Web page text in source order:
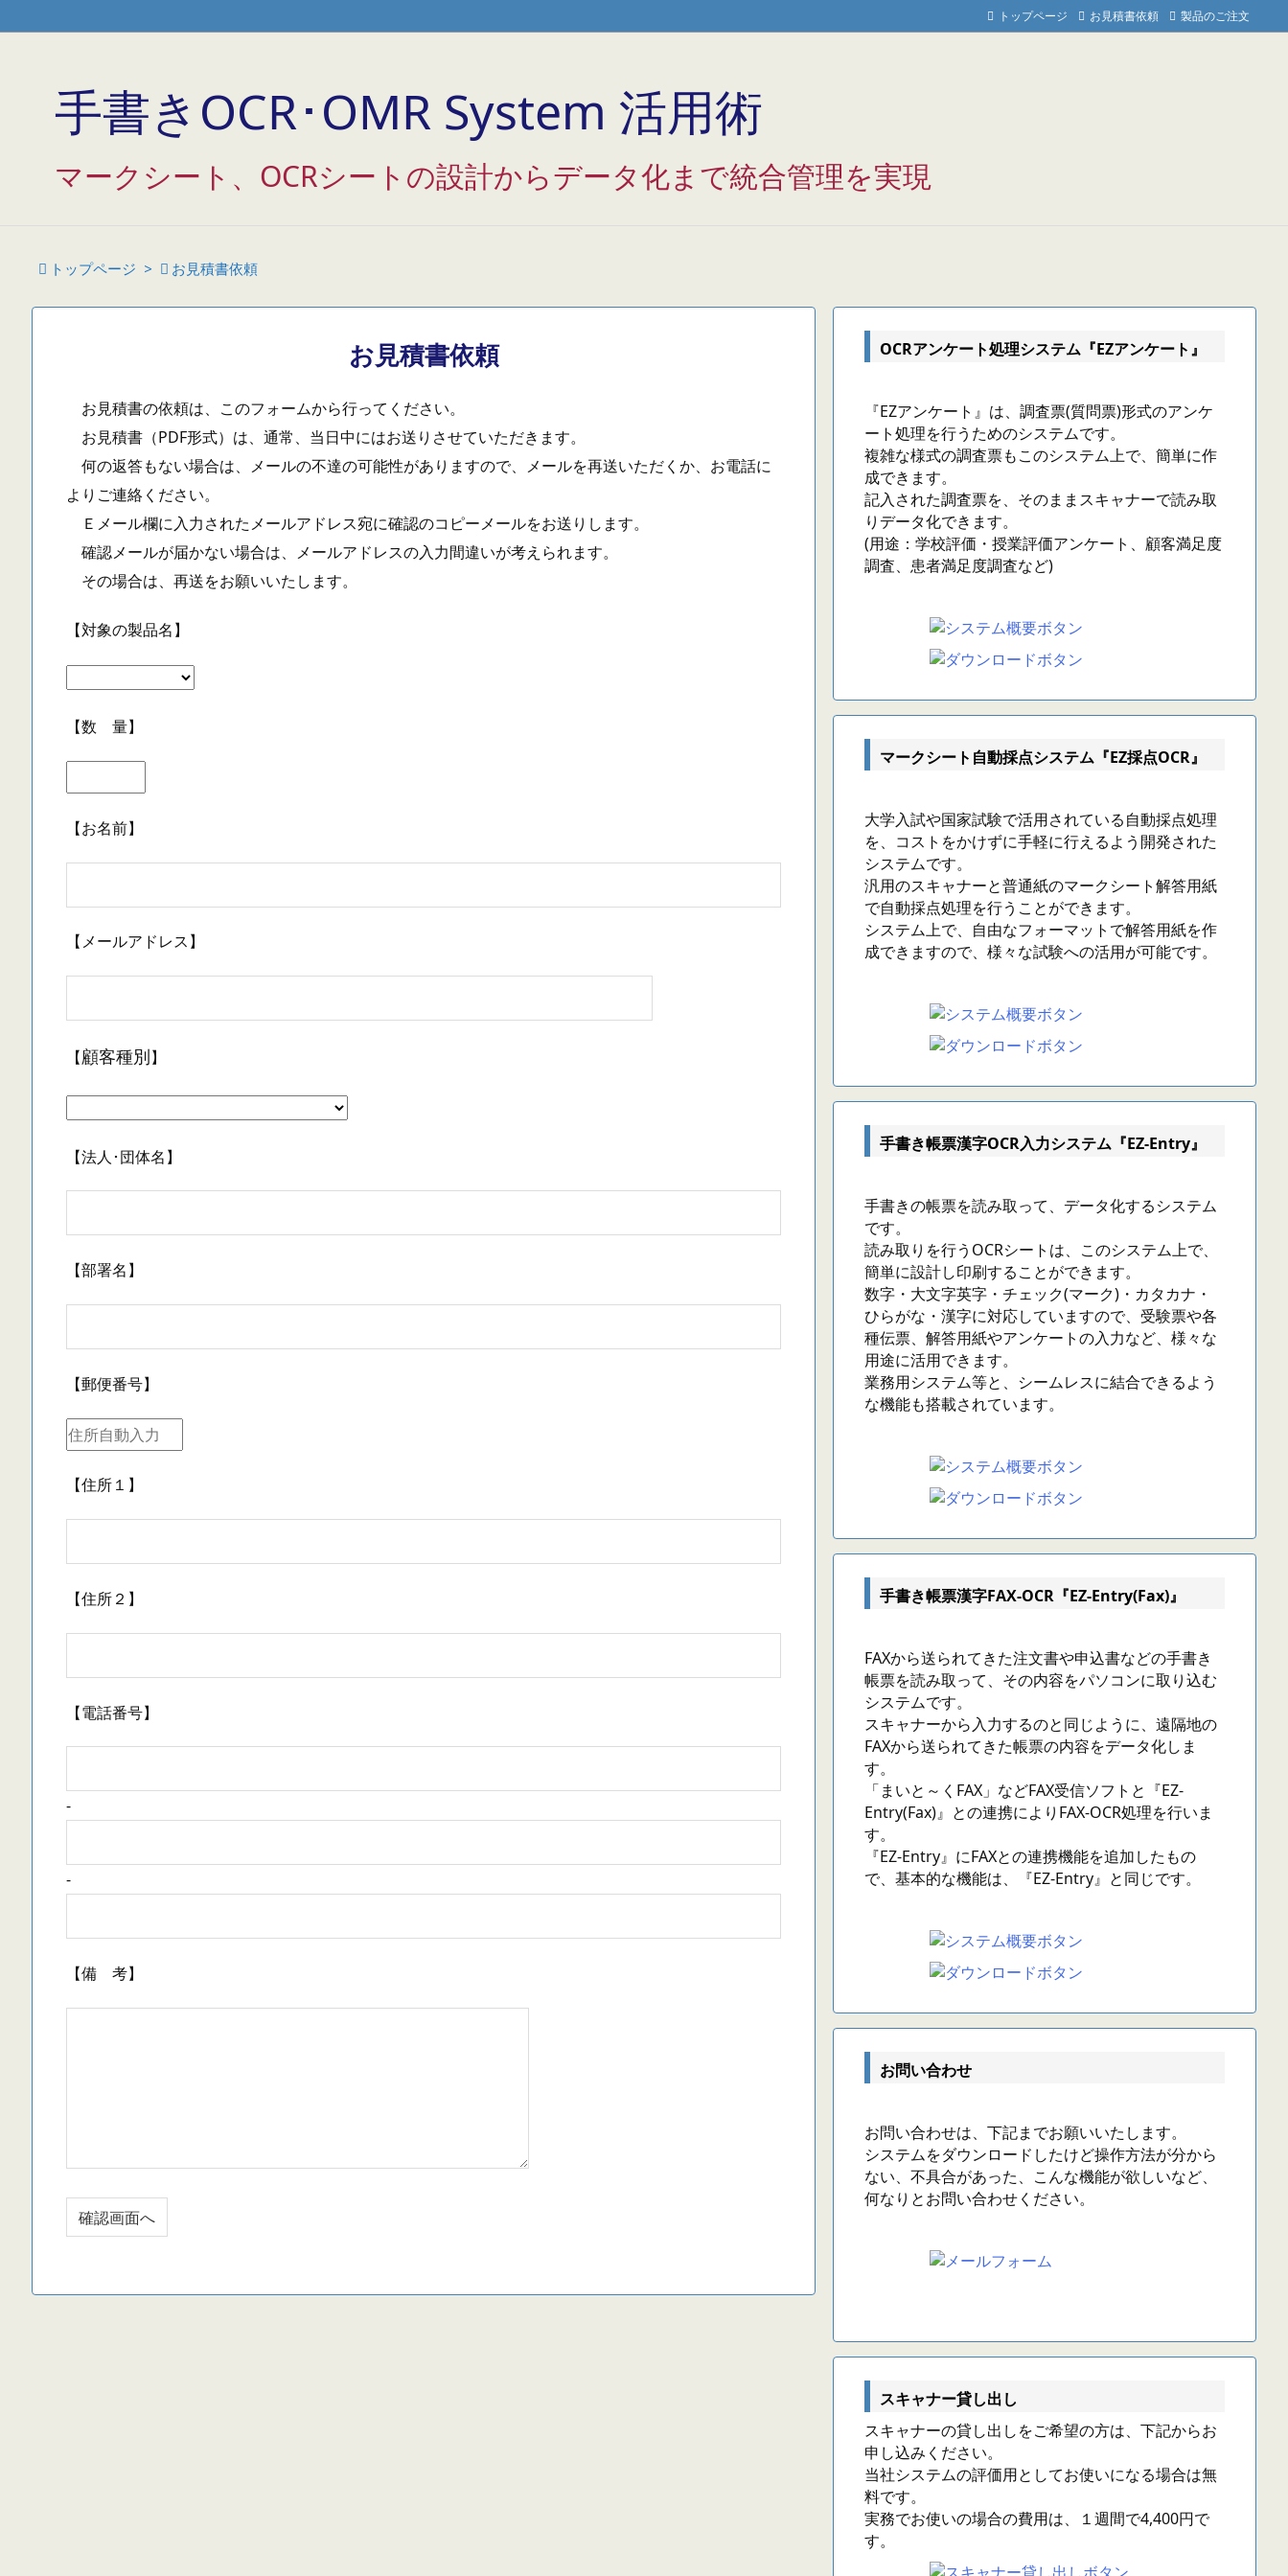
トップページ お見積書依頼 製品のご注文
手書きOCR･OMR System 活用術
マークシート、OCRシートの設計からデータ化まで統合管理を実現
 トップページ >  お見積書依頼
お見積書依頼
お見積書の依頼は、このフォームから行ってください。
お見積書（PDF形式）は、通常、当日中にはお送りさせていただきます。
何の返答もない場合は、メールの不達の可能性がありますので、メールを再送いただくか、お電話に
よりご連絡ください。
Ｅメール欄に入力されたメールアドレス宛に確認のコピーメールをお送りします。
確認メールが届かない場合は、メールアドレスの入力間違いが考えられます。
その場合は、再送をお願いいたします。
【対象の製品名】
【数 量】
【お名前】
【メールアドレス】
【顧客種別 】
【法人･団体名】
【部署名】
【郵便番号】
【住所１】
【住所２】
【電話番号】
-
-
【備 考】
OCRアンケート処理システム『EZアンケート』
『EZアンケート』は、調査票(質問票)形式のアンケ
ート処理を行うためのシステムです。
複雑な様式の調査票もこのシステム上で、簡単に作
成できます。
記入された調査票を、そのままスキャナーで読み取
りデータ化できます。
(用途：学校評価・授業評価アンケート、顧客満足度
調査、患者満足度調査など)
マークシート自動採点システム『EZ採点OCR』
大学入試や国家試験で活用されている自動採点処理
を、コストをかけずに手軽に行えるよう開発された
システムです。
汎用のスキャナーと普通紙のマークシート解答用紙
で自動採点処理を行うことができます。
システム上で、自由なフォーマットで解答用紙を作
成できますので、様々な試験への活用が可能です。
手書き帳票漢字OCR入力システム『EZ-Entry』
手書きの帳票を読み取って、データ化するシステム
です。
読み取りを行うOCRシートは、このシステム上で、
簡単に設計し印刷することができます。
数字・大文字英字・チェック(マーク)・カタカナ・
ひらがな・漢字に対応していますので、受験票や各
種伝票、解答用紙やアンケートの入力など、様々な
用途に活用できます。
業務用システム等と、シームレスに結合できるよう
な機能も搭載されています。
手書き帳票漢字FAX-OCR『EZ-Entry(Fax)』
FAXから送られてきた注文書や申込書などの手書き
帳票を読み取って、その内容をパソコンに取り込む
システムです。
スキャナーから入力するのと同じように、遠隔地の
FAXから送られてきた帳票の内容をデータ化しま
す。
「まいと～くFAX」などFAX受信ソフトと『EZ-
Entry(Fax)』との連携によりFAX-OCR処理を行いま
す。
『EZ-Entry』にFAXとの連携機能を追加したもの
で、基本的な機能は、『EZ-Entry』と同じです。
お問い合わせ
お問い合わせは、下記までお願いいたします。
システムをダウンロードしたけど操作方法が分から
ない、不具合があった、こんな機能が欲しいなど、
何なりとお問い合わせください。
スキャナー貸し出し
スキャナーの貸し出しをご希望の方は、下記からお
申し込みください。
当社システムの評価用としてお使いになる場合は無
料です。
実務でお使いの場合の費用は、１週間で4,400円で
す。